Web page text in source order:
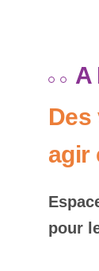
A
Des
agir
pour